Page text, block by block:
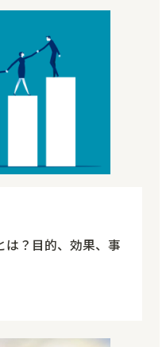
は？目的、効果、事